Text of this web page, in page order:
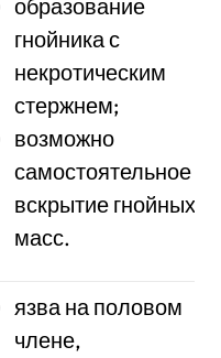
образование
гнойника с
некротическим
стержнем;
возможно
самостоятельное
вскрытие гнойных
масс.
язва на половом
члене,